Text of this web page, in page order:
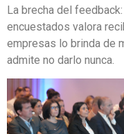
La brecha del
encuestados valora
empresas lo brinda de
admite no darlo nunca.